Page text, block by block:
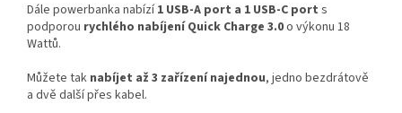
Dále powerbanka nabízí1 USB-A port a 1 USB-C port s
podporou rychlého nabíjení Quick Charge 3.0o výkonu 18
Wattů.
Můžete tak nabíjet až 3 zařízení najednou, jedno bezdrátově
a dvě další přes kabel.